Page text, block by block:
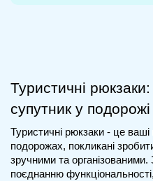
Туристичні
супутник у подорожі
Туристичні рюкзаки - це
подорожах, покликані
зручними та
поєднанню